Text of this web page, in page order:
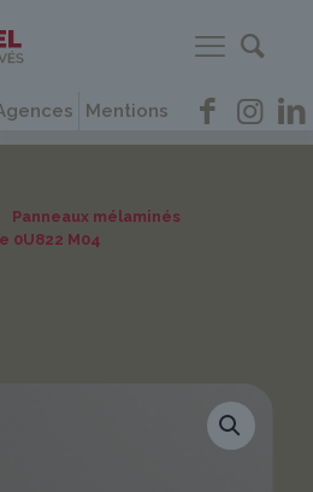
Mentions
Panneaux mélaminés
0U822 M04